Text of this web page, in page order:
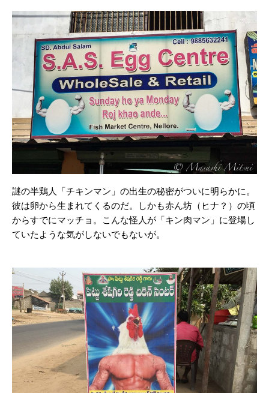
謎の半鶏人「チキンマン」の出生の秘密がついに明らかに。
彼は卵から生まれてくるのだ。しかも赤ん坊（ヒナ？）の頃
からすでにマッチョ。こんな怪人が「キン肉マン」に登場し
ていたような気がしないでもないが。